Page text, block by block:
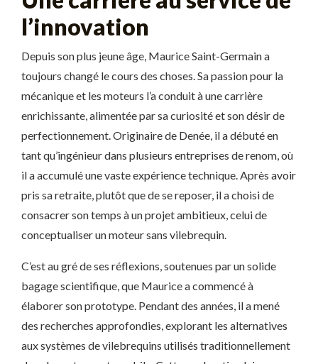
l’innovation
Depuis son plus jeune âge, Maurice Saint-Germain a
toujours changé le cours des choses. Sa passion pour la
mécanique et les moteurs l’a conduit à une carrière
enrichissante, alimentée par sa curiosité et son désir de
perfectionnement. Originaire de Denée, il a débuté en
tant qu’ingénieur dans plusieurs entreprises de renom, où
il a accumulé une vaste expérience technique. Après avoir
pris sa retraite, plutôt que de se reposer, il a choisi de
consacrer son temps à un projet ambitieux, celui de
conceptualiser un moteur sans vilebrequin.
C’est au gré de ses réflexions, soutenues par un solide
bagage scientifique, que Maurice a commencé à
élaborer son prototype. Pendant des années, il a mené
des recherches approfondies, explorant les alternatives
aux systèmes de vilebrequins utilisés traditionnellement